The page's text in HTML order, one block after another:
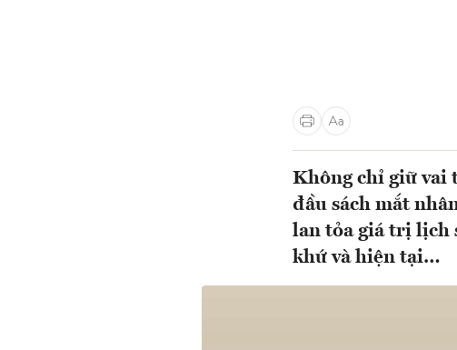
Không chỉ giữ vai
đầu sách mắt
lan tỏa giá trị lịch
khứ và hiện tại…